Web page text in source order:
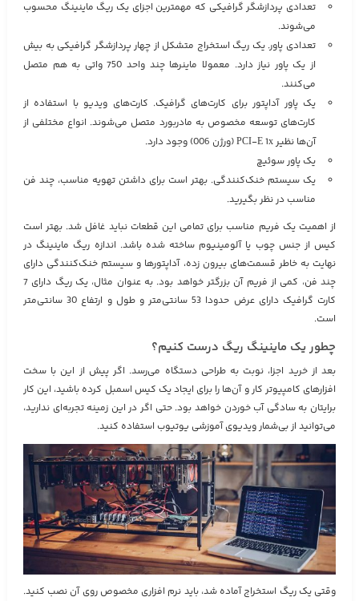
تعدادی پردازشگر گرافیکی که مهمترین اجزای یک ریگ ماینینگ محسوب
می‌شوند.
تعدادی پاور. یک ریگ استخراج متشکل از چهار پردازشگر گرافیکی به بیش
از یک پاور نیاز دارد. معمولا ماینرها چند واحد 750 واتی به هم متصل
می‌کنند.
یک پاور آداپتور برای کارت‌های گرافیک. کارت‌های ویدیو با استفاده از
کار‌ت‌های توسعه مخصوص به مادربورد متصل می‌شوند. انواع مختلفی از
آن‌ها نظیر PCI-E 1x (ورژن 006) وجود دارد.
یک پاور سوئیچ
یک سیستم خنک‌کنندگی. بهتر است برای داشتن تهویه مناسب، چند فن
مناسب در نظر بگیرید.
از اهمیت یک فریم مناسب برای تمامی این قطعات نباید غافل شد. بهتر است
کیس از جنس چوب یا آلومینیوم ساخته شده باشد. اندازه ریگ ماینینگ در
نهایت به خاطر قسمت‌های بیرون زده، آداپتورها و سیستم خنک‌کنندگی دارای
چند فن، کمی از فریم آن بزرگتر خواهد بود. به عنوان مثال، یک ریگ دارای 7
کارت گرافیک دارای عرض حدودا 53 سانتی‌متر و طول و ارتفاع 30 سانتی‌متر
است.
چطور یک ماینینگ ریگ درست کنیم؟
بعد از خرید اجزا، نوبت به طراحی دستگاه می‌رسد. اگر پیش از این با سخت
افزارهای کامپیوتر کار و آن‌ها را برای ایجاد یک کیس اسمبل کرده باشید، این کار
برایتان به سادگی آب خوردن خواهد بود. حتی اگر در این زمینه تجربه‌ای ندارید،
می‌توانید از بی‌شمار ویدیوی آموزشی یوتیوب استفاده کنید.
وقتی یک ریگ استخراج آماده شد، باید نرم افزاری مخصوص روی آن نصب کنید.